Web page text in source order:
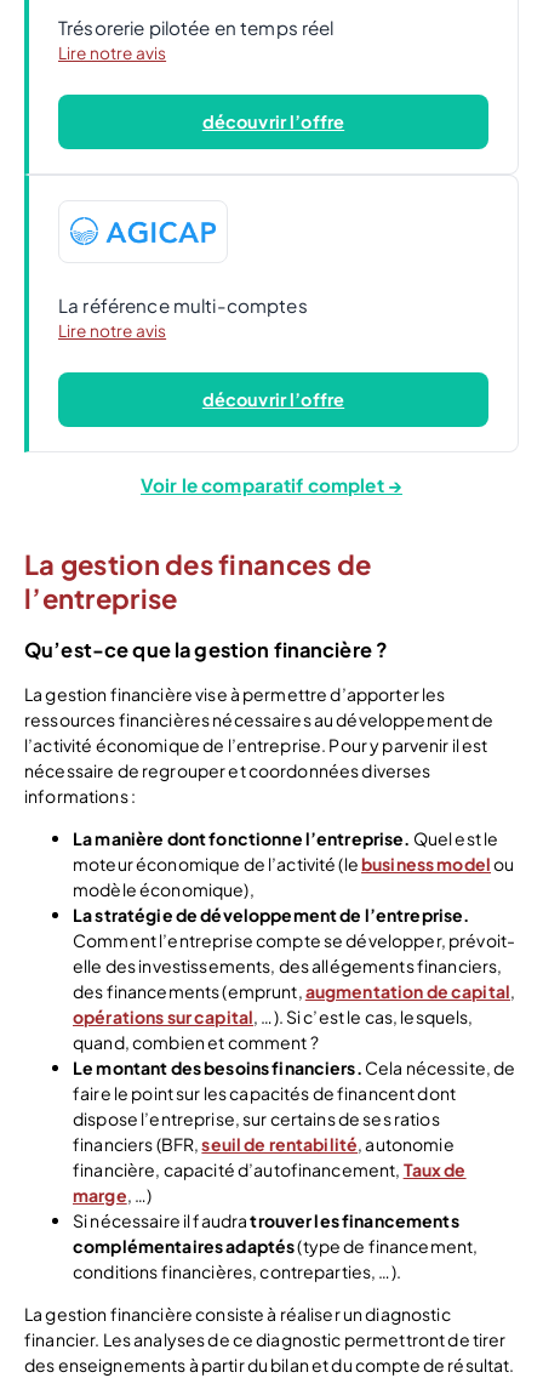
Trésorerie pilotée en temps réel
Lire notre avis
découvrir l’offre
La référence multi-comptes
Lire notre avis
découvrir l’offre
Voir le comparatif complet →
La gestion des finances de
l’entreprise
Qu’est-ce que la gestion financière ?
La gestion financière vise à permettre d’apporter les
ressources financières nécessaires au développement de
l’activité économique de l’entreprise. Pour y parvenir il est
nécessaire de regrouper et coordonnées diverses
informations :
La manière dont fonctionne l’entreprise. Quel est le
moteur économique de l’activité (lebusiness modelou
modèle économique),
La stratégie de développement de l’entreprise.
Comment l’entreprise compte se développer, prévoit-
elle des investissements, des allégements financiers,
des financements (emprunt,augmentation de capital,
opérations sur capital, …). Si c’est le cas, lesquels,
quand, combien et comment ?
Le montant des besoins financiers. Cela nécessite, de
faire le point sur les capacités de financent dont
dispose l’entreprise, sur certains de ses ratios
financiers (BFR,seuil de rentabilité, autonomie
financière, capacité d’autofinancement, Taux de
marge, …)
Si nécessaire il faudratrouver les financements
complémentaires adaptés(type de financement,
conditions financières, contreparties, …).
La gestion financière consiste à réaliser un diagnostic
financier. Les analyses de ce diagnostic permettront de tirer
des enseignements à partir du bilan et du compte de résultat.